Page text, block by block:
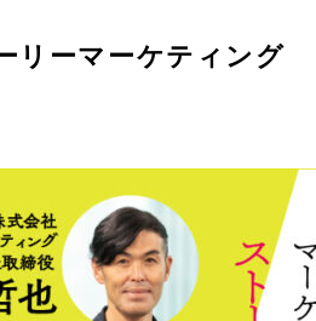
リーマーケティング